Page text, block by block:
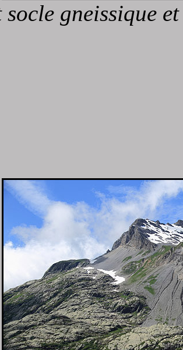
socle gneissique